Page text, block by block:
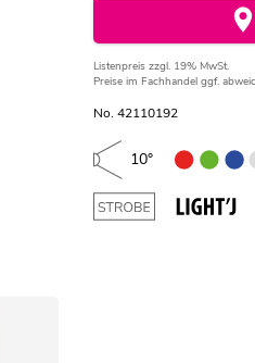
Listenpreis zzgl. 19% MwSt.
Preise im Fachhandel ggf.
No. 42110192
10°